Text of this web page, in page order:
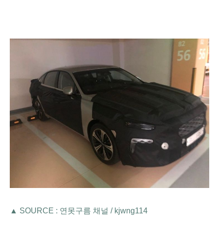
▲ SOURCE : 연못구름 채널 / kjwng114